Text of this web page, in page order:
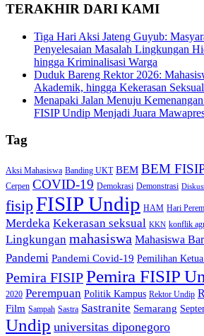
TERAKHIR DARI KAMI
Tiga Hari Aksi Jateng Guyub:
Penyelesaian Masalah Lingkungan
hingga Kriminalisasi Warga
Duduk Bareng Rektor 2026:
Akademik, hingga Kekerasan
Menapaki Jalan Menuju
FISIP Undip Menjadi Juara
Tag
Aksi Mahasiswa Banding UKT BEM BEM
Cerpen COVID-19 Demokrasi Demonstrasi Diskusi
fisipFISIP Undip HAM Hari
Merdeka Kekerasan seksual KKN konflik
Lingkungan mahasiswa Mahasiswa
Pandemi Pandemi Covid-19 Pemilihan
Pemira FISIPPemira FISIP
2020 Perempuan Politik Kampus Rektor Undip
Film Sampah Sastra Sastranite Semarang
Undip universitas diponegoro